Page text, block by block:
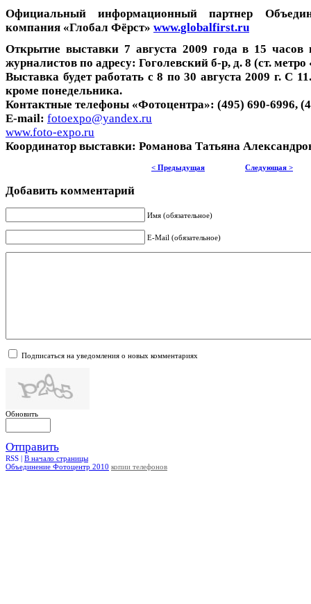
Официальный информационный партнер
компания «Глобал Фёрст» www.globalfirst.ru
Открытие выставки 7 августа 2009 года в 15 часов
журналистов по адресу: Гоголевский б-р, д. 8 (ст.
Выставка будет работать с 8 по 30 августа 2009 г. С
кроме понедельника.
Контактные телефоны «Фотоцентра»: (495) 690-6996,
E-mail: fotoexpo@yandex.ru
www.foto-expo.ru
Координатор выставки: Романова Татьяна
< Предыдущая Следующая >
Добавить комментарий
Имя (обязательное)
E-Mail (обязательное)
Подписаться на уведомления о новых комментариях
Обновить
Отправить
RSS | В начало страницы
Объединение Фотоцентр 2010 копии телефонов